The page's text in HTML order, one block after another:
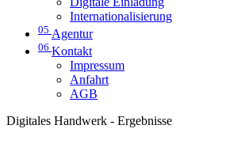
Internationalisierung
05 Agentur
06 Kontakt
Impressum
Anfahrt
AGB
Digitales Handwerk - Ergebnisse